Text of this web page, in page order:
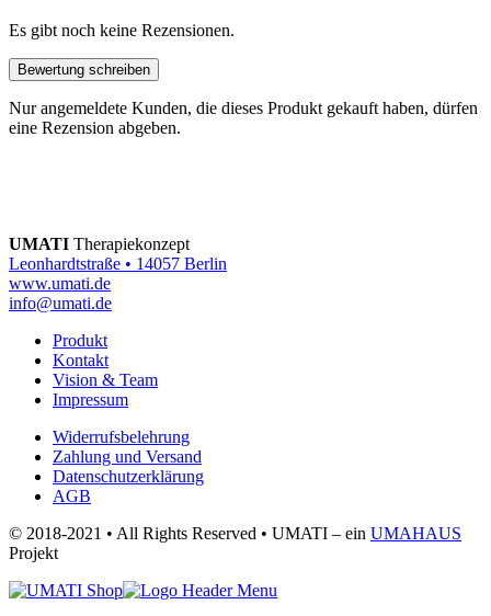
Es gibt noch keine Rezensionen.
Bewertung schreiben
Nur angemeldete Kunden, die dieses Produkt gekauft haben, dürfen
eine Rezension abgeben.
UMATI Therapiekonzept
Leonhardtstraße • 14057 Berlin
www.umati.de
info@umati.de
Produkt
Kontakt
Vision & Team
Impressum
Widerrufsbelehrung
Zahlung und Versand
Datenschutzerklärung
AGB
© 2018-2021 • All Rights Reserved • UMATI – ein UMAHAUS
Projekt